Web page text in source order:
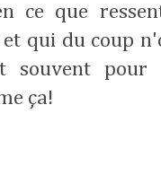
ce que
qui du coup
souvent pour
ça!